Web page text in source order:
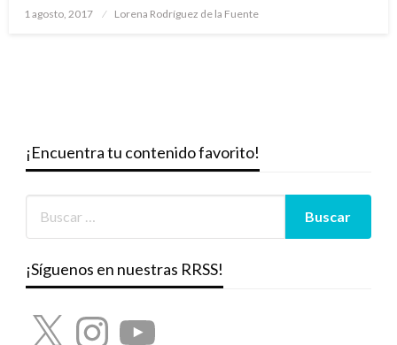
Publicado
1 agosto, 2017 Lorena Rodríguez de la Fuente
¡Encuentra tu contenido favorito!
¡Síguenos en nuestras RRSS!
X InstagramYouTube